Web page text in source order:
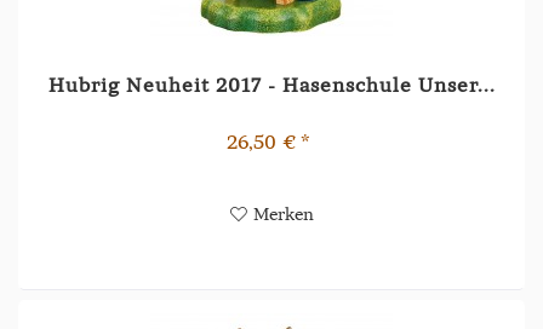
Hubrig Neuheit 2017 - Hasenschule Unser...
26,50 € *
Merken